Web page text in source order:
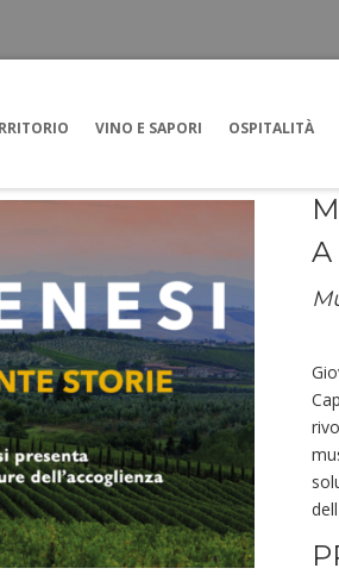
VINO E SAPORI OSPITALITÀ
A